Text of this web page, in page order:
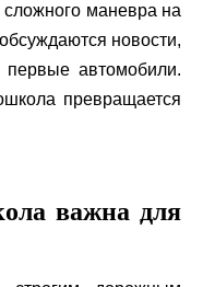
маневра на
новости,
автомобили.
превращается
важна для